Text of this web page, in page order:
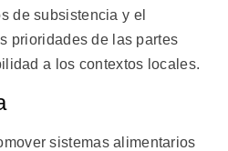
de subsistencia y el
prioridades de las partes
a los contextos locales.
sistemas alimentarios